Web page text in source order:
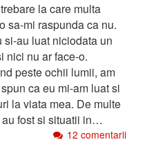
la care multa
sa-mi raspunda ca nu.
si-au luat niciodata un
nici nu ar face-o.
peste ochii lumii, am
ca eu mi-am luat si
la viata mea. De multe
au fost si situatii in…
12 comentarii